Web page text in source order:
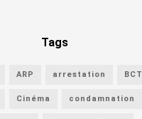
Tags
ARP arrestation BCT
Cinéma condamnation